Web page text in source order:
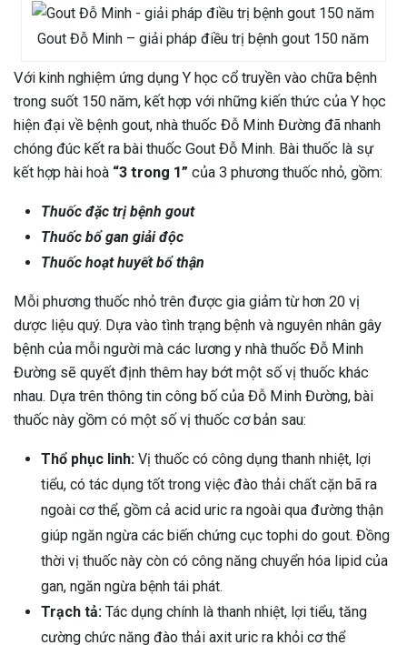
Gout Đỗ Minh – giải pháp điều trị bệnh gout 150 năm
Với kinh nghiệm ứng dụng Y học cổ truyền vào chữa bệnh
trong suốt 150 năm, kết hợp với những kiến thức của Y học
hiện đại về bệnh gout, nhà thuốc Đỗ Minh Đường đã nhanh
chóng đúc kết ra bài thuốc Gout Đỗ Minh. Bài thuốc là sự
kết hợp hài hoà “3 trong 1” của 3 phương thuốc nhỏ, gồm:
Thuốc đặc trị bệnh gout
Thuốc bổ gan giải độc
Thuốc hoạt huyết bổ thận
Mỗi phương thuốc nhỏ trên được gia giảm từ hơn 20 vị
dược liệu quý. Dựa vào tình trạng bệnh và nguyên nhân gây
bệnh của mỗi người mà các lương y nhà thuốc Đỗ Minh
Đường sẽ quyết định thêm hay bớt một số vị thuốc khác
nhau. Dựa trên thông tin công bố của Đỗ Minh Đường, bài
thuốc này gồm có một số vị thuốc cơ bản sau:
Thổ phục linh: Vị thuốc có công dụng thanh nhiệt, lợi
tiểu, có tác dụng tốt trong việc đào thải chất cặn bã ra
ngoài cơ thể, gồm cả acid uric ra ngoài qua đường thận
giúp ngăn ngừa các biến chứng cục tophi do gout. Đồng
thời vị thuốc này còn có công năng chuyển hóa lipid của
gan, ngăn ngừa bệnh tái phát.
Trạch tả: Tác dụng chính là thanh nhiệt, lợi tiểu, tăng
cường chức năng đào thải axit uric ra khỏi cơ thể